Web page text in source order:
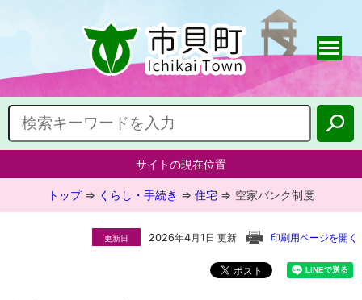
サイトの現在位置
トップ⇒ くらし・手続き ⇒ 住宅 ⇒ 空家バンク制度
更新日 2026年4月1日 更新 印刷用ページを開く